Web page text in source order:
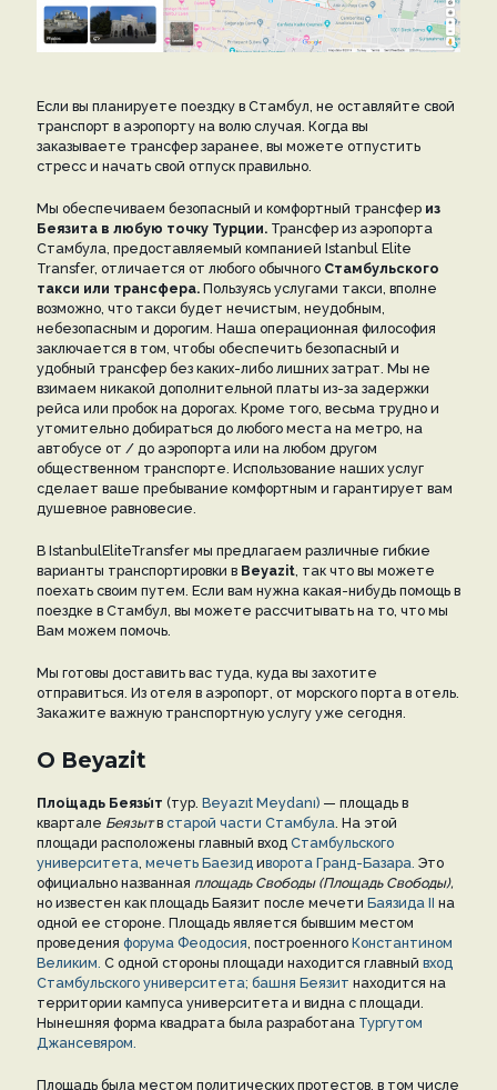
Если вы планируете поездку в Стамбул, не оставляйте свой
транспорт в аэропорту на волю случая. Когда вы
заказываете трансфер заранее, вы можете отпустить
стресс и начать свой отпуск правильно.
Мы обеспечиваем безопасный и комфортный трансфер из
Беязита в любую точку Турции.Трансфер из аэропорта
Стамбула, предоставляемый компанией Istanbul Elite
Transfer, отличается от любого обычного Стамбульского
такси или трансфера.Пользуясь услугами такси, вполне
возможно, что такси будет нечистым, неудобным,
небезопасным и дорогим. Наша операционная философия
заключается в том, чтобы обеспечить безопасный и
удобный трансфер без каких-либо лишних затрат. Мы не
взимаем никакой дополнительной платы из-за задержки
рейса или пробок на дорогах. Кроме того, весьма трудно и
утомительно добираться до любого места на метро, на
автобусе от / до аэропорта или на любом другом
общественном транспорте. Использование наших услуг
сделает ваше пребывание комфортным и гарантирует вам
душевное равновесие.
В IstanbulEliteTransfer мы предлагаем различные гибкие
варианты транспортировки в Beyazit, так что вы можете
поехать своим путем. Если вам нужна какая-нибудь помощь в
поездке в Стамбул, вы можете рассчитывать на то, что мы
Вам можем помочь.
Мы готовы доставить вас туда, куда вы захотите
отправиться. Из отеля в аэропорт, от морского порта в отель.
Закажите важную транспортную услугу уже сегодня.
О Beyazit
Пло́щадь Беязы́т (тур. Beyazıt Meydanı)— площадь в
квартале Беязытв старой части Стамбула . На этой
площади расположены главный вход Стамбульского
университета мечеть Баезид иворота Гранд-Базара. Это
официально названная площадь Свободы (Площадь Свободы),
но известен как площадь Баязит после мечети Баязида II на
одной ее стороне. Площадь является бывшим местом
проведения форума Феодосия , построенного Константином
Великим. С одной стороны площади находится главный вход
Стамбульского университета; башня Беязит находится на
территории кампуса университета и видна с площади.
Нынешняя форма квадрата была разработана Тургутом
Джансевяром.
Площадь была местом политических протестов, в том числе